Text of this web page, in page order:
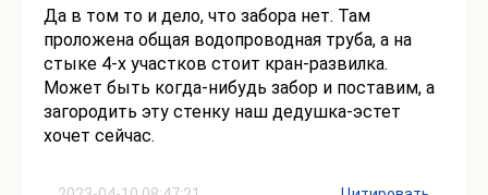
Да в том то и дело, что забора нет. Там
проложена общая водопроводная труба, а на
стыке 4-х участков стоит кран-развилка.
Может быть когда-нибудь забор и поставим, а
загородить эту стенку наш дедушка-эстет
хочет сейчас.